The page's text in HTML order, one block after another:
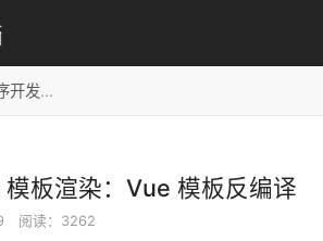
开发
板渲染：Vue 模板反编译
阅读：3262